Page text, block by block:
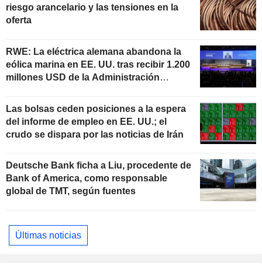
riesgo arancelario y las tensiones en la
oferta
RWE: La eléctrica alemana abandona la
eólica marina en EE. UU. tras recibir 1.200
millones USD de la Administración
Las bolsas ceden posiciones a la espera
del informe de empleo en EE. UU.; el
crudo se dispara por las noticias de Irán
Deutsche Bank ficha a Liu, procedente de
Bank of America, como responsable
global de TMT, según fuentes
Últimas noticias